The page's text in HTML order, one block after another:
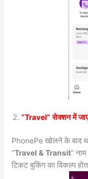
“Travel” सेक्शन में
PhonePe खोलने के बाद
“Travel & Transit”
टिकट बुकिंग का विकल्प